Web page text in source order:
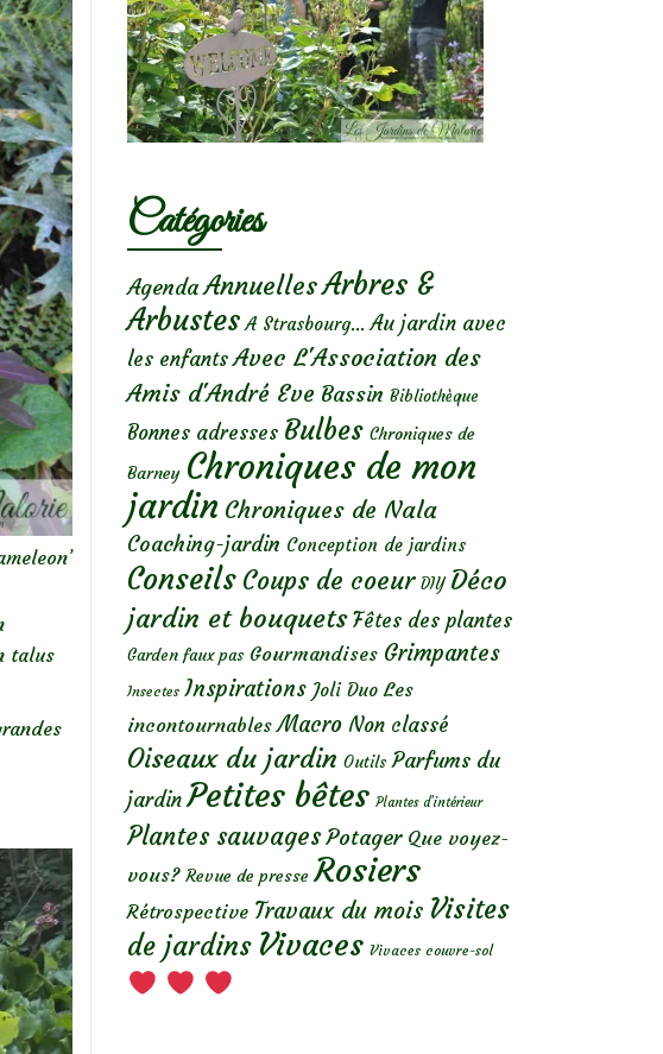
talus
Catégories
Agenda AnnuellesArbres &
Arbustes A Strasbourg... Au jardin avec
les enfants Avec L'Association des
Amis d'André Eve Bassin Bibliothèque
Bonnes adresses Bulbes Chroniques de
Barney Chroniques de mon
jardin Chroniques de Nala
Coaching-jardin Conception de jardins
Conseils Coups de coeur DIY Déco
jardin et bouquets Fêtes des plantes
Garden faux pas Gourmandises Grimpantes
Insectes Inspirations Joli Duo Les
incontournables Macro Non classé
Oiseaux du jardin Outils Parfums du
jardin Petites bêtes Plantes d’intérieur
Plantes sauvages Potager Que voyez-
vous? Revue de presse Rosiers
Rétrospective Travaux du mois Visites
de jardins Vivaces Vivaces couvre-sol